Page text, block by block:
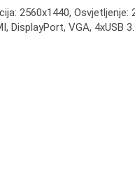
2560x1440,
DisplayPort, VGA, 4xUSB